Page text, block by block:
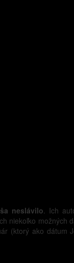
neslávilo. Ich
niekoľko možných
(ktorý ako dátum